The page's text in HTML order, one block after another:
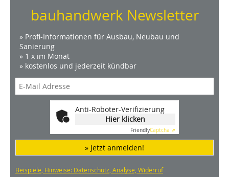
bauhandwerk Newsletter
» Profi-Informationen für Ausbau, Neubau und
Sanierung
» 1 x im Monat
» kostenlos und jederzeit kündbar
Anti-Roboter-Verifizierung
Hier klicken
FriendlyCaptcha ⇗
» Jetzt anmelden!
Beispiele, Hinweise: Datenschutz, Analyse, Widerruf